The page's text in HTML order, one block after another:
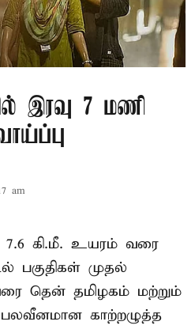
இரவு 7 மணி
am
7.6 கி.மீ. உயரம் வரை
பகுதிகள் முதல்
தென் தமிழகம் மற்றும்
காற்றழுத்த